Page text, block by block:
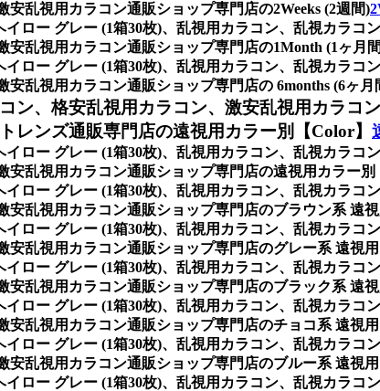
乱視用カラコン通販ショップ専門店の2Weeks (2週間)
イロー グレー (1箱30枚)、乱視用カラコン、乱視カラ
安乱視用カラコン通販ショップ専門店の1Month (1ヶ月
イロー グレー (1箱30枚)、乱視用カラコン、乱視カラ
安乱視用カラコン通販ショップ専門店の 6months (6ヶ月
ン、格安乱視用カラコン、激安乱視用カラコ
レンズ通販専門店の遠視用カラー別【Color】
イロー グレー (1箱30枚)、乱視用カラコン、乱視カラ
安乱視用カラコン通販ショップ専門店の遠視用カラー別
イロー グレー (1箱30枚)、乱視用カラコン、乱視カラ
安乱視用カラコン通販ショップ専門店のブラウン系 遠
イロー グレー (1箱30枚)、乱視用カラコン、乱視カラ
安乱視用カラコン通販ショップ専門店のグレー系 遠視
イロー グレー (1箱30枚)、乱視用カラコン、乱視カラ
安乱視用カラコン通販ショップ専門店のブラック系 遠
イロー グレー (1箱30枚)、乱視用カラコン、乱視カラ
安乱視用カラコン通販ショップ専門店のチョコ系 遠視
イロー グレー (1箱30枚)、乱視用カラコン、乱視カラ
安乱視用カラコン通販ショップ専門店のブルー系 遠視
イロー グレー (1箱30枚)、乱視用カラコン、乱視カラ